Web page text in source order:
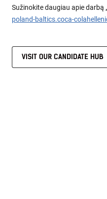
Sužinokite daugiau apie darbą
poland-baltics.coca-
VISIT OUR CANDIDATE HUB